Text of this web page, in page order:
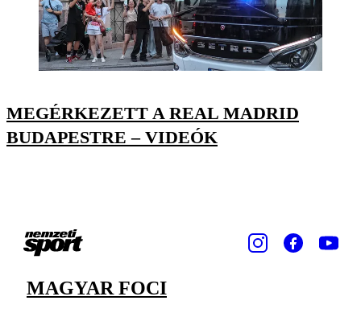
MEGÉRKEZETT A REAL MADRID
BUDAPESTRE – VIDEÓK
MAGYAR FOCI